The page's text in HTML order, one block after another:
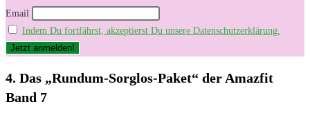
Email
Indem Du fortfährst, akzeptierst Du unsere Datenschutzerklärung.
4. Das „Rundum-Sorglos-Paket“ der Amazfit
Band 7